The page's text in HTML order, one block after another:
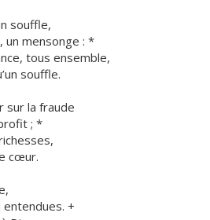
souffle,
un mensonge : *
tous ensemble,
souffle.
sur la fraude
; *
cœur.
entendues. +